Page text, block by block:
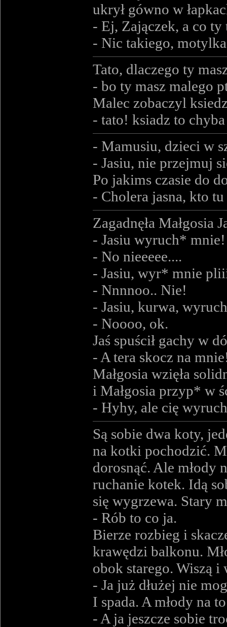
ukrył gówno w
- Ej, Zajączek, a co ty
- Nic takiego,
Tato, dlaczego ty
- bo ty masz malego
Malec zobaczyl
- tato! ksiadz to
- Mamusiu, dzieci w
- Jasiu, nie przejmuj
Po jakims czasie do
- Cholera jasna, kto
Zagadnęła Małgosia
- Jasiu wyruch* mnie!
- No nieeeee....
- Jasiu, wyr* mnie
- Nnnnoo.. Nie!
- Jasiu, kurwa,
- Noooo, ok.
Jaś spuścił gachy w
- A tera skocz na
Małgosia wzięła
i Małgosia przyp* w
- Hyhy, ale cię
Są sobie dwa koty,
na kotki pochodzić.
dorosnąć. Ale młody
ruchanie kotek. Idą
się wygrzewa. Stary
- Rób to co ja.
Bierze rozbieg i
krawędzi balkonu.
obok starego. Wiszą
- Ja już dłużej nie
I spada. A młody na
- A ja jeszcze sobie